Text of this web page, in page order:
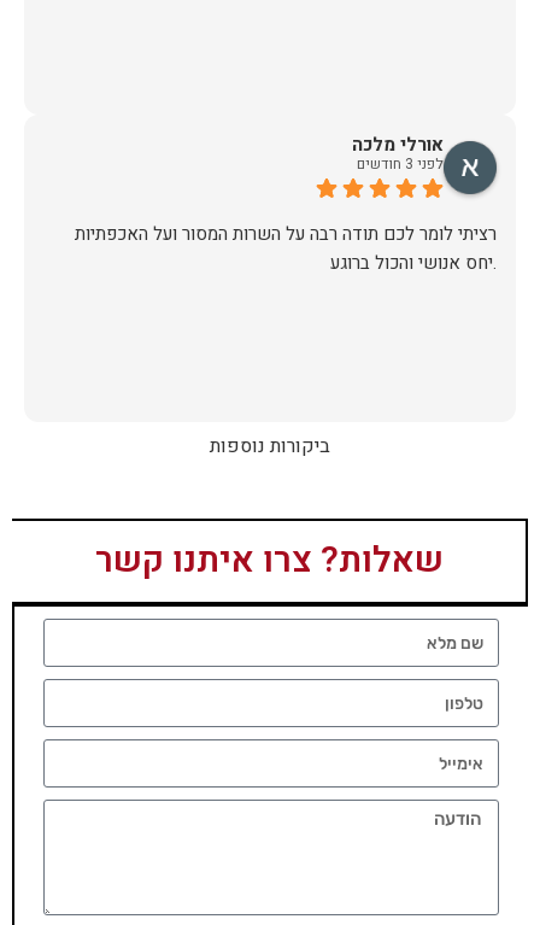
אורלי מלכה
לפני 3 חודשים
רציתי לומר לכם תודה רבה על השרות המסור ועל האכפתיות
.יחס אנושי והכול ברוגע
ביקורות נוספות
שאלות? צרו איתנו קשר